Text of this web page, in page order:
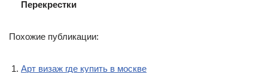
Перекрестки
Похожие публикации:
Арт визаж где купить в москве